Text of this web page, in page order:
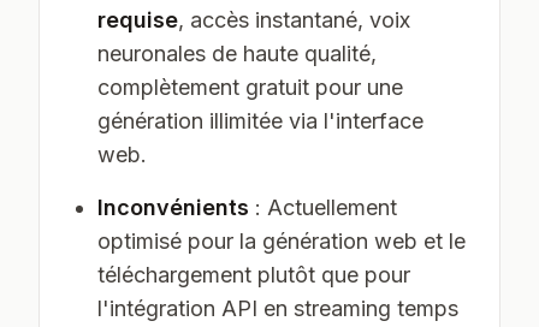
requise, accès instantané, voix
neuronales de haute qualité,
complètement gratuit pour une
génération illimitée via l'interface
web.
Inconvénients : Actuellement
optimisé pour la génération web et le
téléchargement plutôt que pour
l'intégration API en streaming temps